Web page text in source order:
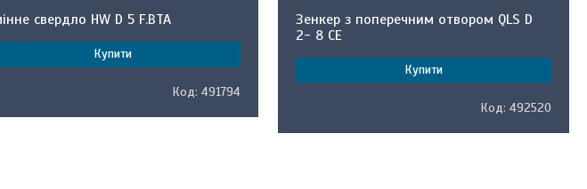
свердло HW D 5 F.BTA
Купити
491794
Зенкер з поперечним отвором QLS D
2- 8 CE
Купити
492520